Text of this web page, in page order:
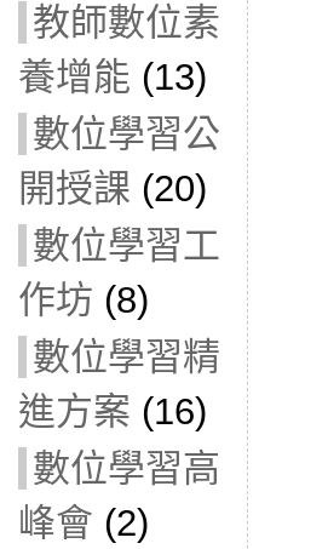
教師數位素
養增能 (13)
數位學習公
開授課 (20)
數位學習工
作坊 (8)
數位學習精
進方案 (16)
數位學習高
峰會 (2)